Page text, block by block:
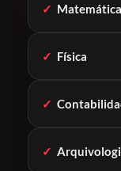
✓ Matemática
✓ Física
✓
✓